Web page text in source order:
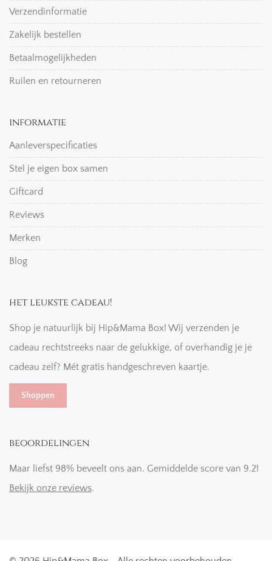
Verzendinformatie
Zakelijk bestellen
Betaalmogelijkheden
Ruilen en retourneren
informatie
Aanleverspecificaties
Stel je eigen box samen
Giftcard
Reviews
Merken
Blog
het leukste cadeau!
Shop je natuurlijk bij Hip&Mama Box! Wij verzenden je
cadeau rechtstreeks naar de gelukkige, of overhandig je je
cadeau zelf? Mét gratis handgeschreven kaartje.
Shoppen
beoordelingen
Maar liefst 98% beveelt ons aan. Gemiddelde score van 9.2!
Bekijk onze reviews.